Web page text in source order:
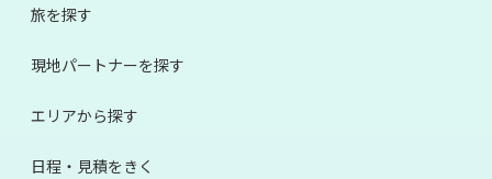
旅を探す
現地パートナーを探す
エリアから探す
日程・見積をきく